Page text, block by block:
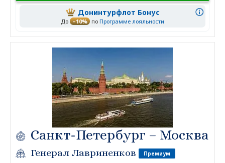
Донинтурфлот Бонус
До –10% по Программе лояльности
Санкт-Петербург – Москва
Генерал Лавриненков Премиум